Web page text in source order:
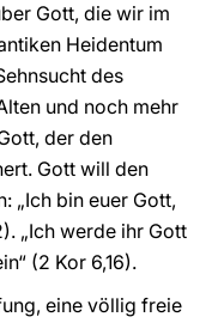
Gott, die wir im
Heidentum
des
und noch mehr
der den
Gott will den
„Ich bin euer Gott,
„Ich werde ihr Gott
(2 Kor 6,16).
eine völlig freie